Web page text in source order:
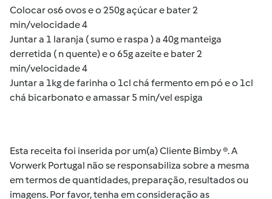
Colocar os6 ovos e o 250g açúcar e bater 2
min/velocidade 4
Juntar a 1 laranja ( sumo e raspa ) a 40g manteiga
derretida ( n quente) e o 65g azeite e bater 2
min/velocidade 4
Juntar a 1kg de farinha o 1cl chá fermento em pó e o 1cl
chá bicarbonato e amassar 5 min/vel espiga
Esta receita foi inserida por um(a) Cliente Bimby ®. A
Vorwerk Portugal não se responsabiliza sobre a mesma
em termos de quantidades, preparação, resultados ou
imagens. Por favor, tenha em consideração as